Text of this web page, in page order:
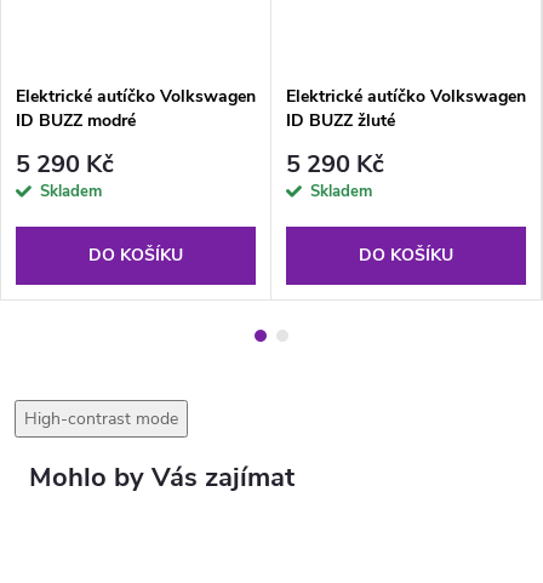
Elektrické autíčko Volkswagen
ID BUZZ modré
5 290 Kč
Skladem
DO KOŠÍKU
Elektrické autíčko Volkswagen
ID BUZZ žluté
5 290 Kč
Skladem
DO KOŠÍKU
High-contrast mode